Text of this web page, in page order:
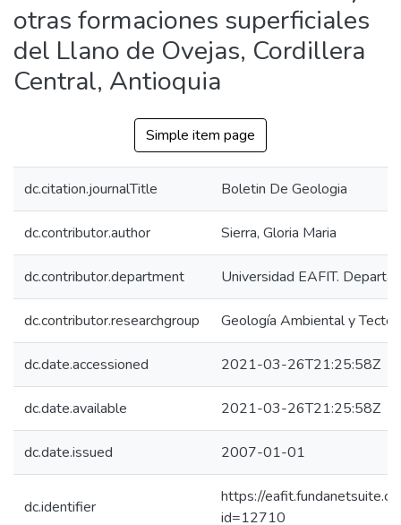
otras formaciones superficiales
del Llano de Ovejas, Cordillera
Central, Antioquia
Simple item page
dc.citation.journalTitle Boletin De Geologia
dc.contributor.author Sierra, Gloria Maria
dc.contributor.department Universidad EAFIT.
dc.contributor.researchgroup Geología Ambiental y
dc.date.accessioned 2021-03-26T21:25:58Z
dc.date.available 2021-03-26T21:25:58Z
dc.date.issued 2007-01-01
dc.identifier
https://
id=12710